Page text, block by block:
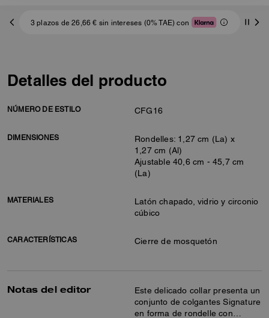
3 plazos de 26,66 € sin intereses (0% TAE) con
Detalles del producto
NÚMERO DE ESTILO CFG16
DIMENSIONES
Rondelles: 1,27 cm (La) x
1,27 cm (Al)
Ajustable 40,6 cm - 45,7 cm
(La)
MATERIALES
Latón chapado, vidrio y circonio
cúbico
CARACTERÍSTICAS Cierre de mosquetón
Notas del editor
Este delicado collar presenta un
conjunto de colgantes Signature
en forma de rondelle con